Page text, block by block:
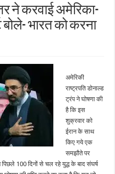
ने करवाई अमेरिका-
बोले- भारत को करना
अमेरिकी
राष्ट्रपति डोनाल्ड
ट्रंप ने घोषणा की
है कि इस
शुक्रवार को
ईरान के साथ
किए गये एक
समझौते पर
100 दिनों से चल रहे युद्ध के बाद संघर्ष